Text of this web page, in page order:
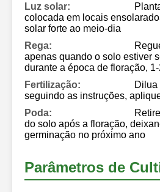
Luz solar:
colocada em locais
solar forte ao meio-dia
Rega:
apenas quando o solo estiver
durante a época de floração,
Fertilização:
Dilua
seguindo as instruções,
Poda:
do solo após a floração,
germinação no próximo ano
Parâmetros de